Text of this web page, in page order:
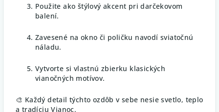
Použite ako štýlový akcent pri darčekovom
balení.
Zavesené na okno či poličku navodí sviatočnú
náladu.
Vytvorte si vlastnú zbierku klasických
vianočných motívov.
🎨 Každý detail týchto ozdôb v sebe nesie svetlo, teplo
a tradíciu Vianoc.